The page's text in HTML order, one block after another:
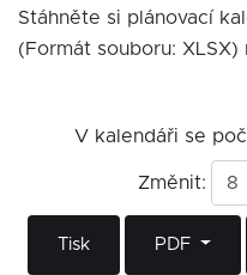
Stáhněte si plánovací
(Formát souboru: XLSX)
V kalendáři se
Změnit:
Tisk PDF